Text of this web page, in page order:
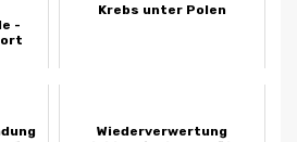
-
Krebs unter Polen
Wiederverwertung